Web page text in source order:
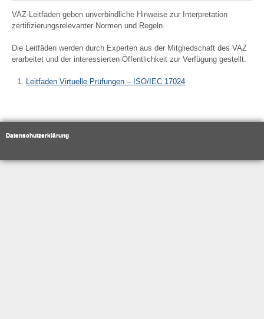
VAZ-Leitfäden geben unverbindliche Hinweise zur Interpretation
zertifizierungsrelevanter Normen und Regeln.
Die Leitfäden werden durch Experten aus der Mitgliedschaft des VAZ
erarbeitet und der interessierten Öffentlichkeit zur Verfügung gestellt.
Leitfaden Virtuelle Prüfungen – ISO/IEC 17024
Datenschutzerklärung